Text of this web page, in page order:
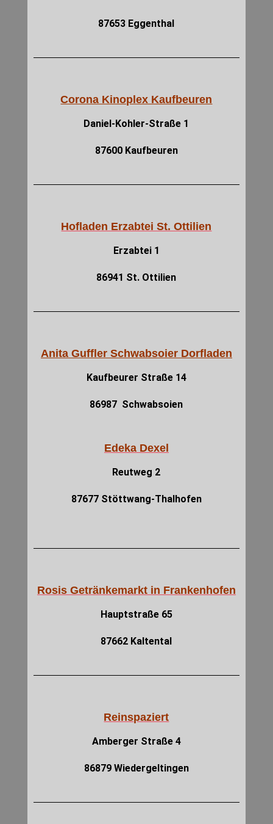
87653 Eggenthal
Corona Kinoplex Kaufbeuren
Daniel-Kohler-Straße 1
87600 Kaufbeuren
Hofladen Erzabtei St. Ottilien
Erzabtei 1
86941 St. Ottilien
Anita Guffler Schwabsoier Dorfladen
Kaufbeurer Straße 14
86987 Schwabsoien
Edeka Dexel
Reutweg 2
87677 Stöttwang-Thalhofen
Rosis Getränkemarkt in Frankenhofen
Hauptstraße 65
87662 Kaltental
Reinspaziert
Amberger Straße 4
86879 Wiedergeltingen